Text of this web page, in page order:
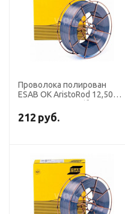
Проволока полирован
ESAB OK AristoRod 12,50
кг)
212 руб.